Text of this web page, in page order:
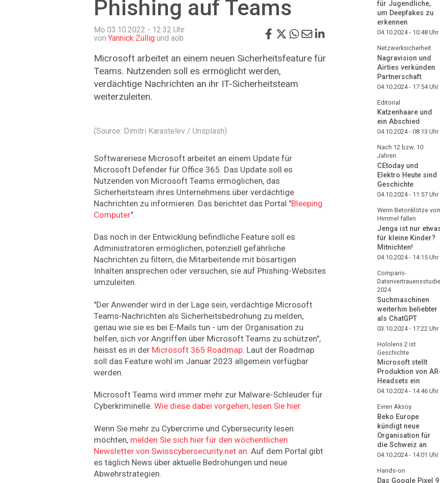
Phishing auf Teams
Mo 03.10.2022 - 12:32 Uhr
von Yannick Züllig und aob
Microsoft arbeitet an einem neuen Sicherheitsfeature für
Teams. Nutzenden soll es ermöglicht werden,
verdächtige Nachrichten an ihr IT-Sicherheitsteam
weiterzuleiten.
(Source: Dimitri Karastelev / Unsplash)
Softwareriese Microsoft arbeitet an einem Update für
Microsoft Defender für Office 365. Das Update soll es
Nutzenden von Microsoft Teams ermöglichen, das
Sicherheitsteam ihres Unternehmens über verdächtige
Nachrichten zu informieren. Das berichtet das Portal "Bleeping
Computer".
Das noch in der Entwicklung befindliche Feature soll es
Administratoren ermöglichen, potenziell gefährliche
Nachrichten zu filtern, die Mitarbeitende mit bösartigen
Inhalten ansprechen oder versuchen, sie auf Phishing-Websites
umzuleiten.
"Der Anwender wird in der Lage sein, verdächtige Microsoft
Teams-Nachrichten als Sicherheitsbedrohung zu melden,
genau wie sie es bei E-Mails tun - um der Organisation zu
helfen, sich vor Angriffen über Microsoft Teams zu schützen",
heisst es in der Microsoft 365 Roadmap. Laut der Roadmap
soll das Feature wohl im Januar 2023 allgemein verfügbar
werden.
Microsoft Teams wird immer mehr zur Malware-Schleuder für
Cyberkriminelle. Wie diese dabei vorgehen, lesen Sie hier.
Wenn Sie mehr zu Cybercrime und Cybersecurity lesen
möchten, melden Sie sich hier für den wöchentlichen
Newsletter von Swisscybersecurity.net an. Auf dem Portal gibt
es täglich News über aktuelle Bedrohungen und neue
Abwehrstrategien.
für Jugendliche,
um Deepfakes zu
erkennen
04.10.2024 - 10:48 Uhr
Netzwerksicherheit
Nagravision und
Airties verkünden
Partnerschaft
04.10.2024 - 17:54Uhr
Editorial
Katzenhaare und
ein Abschied
04.10.2024 - 08:13 Uhr
Nach 12 bzw. 10
Jahren
CEtoday und
Elektro Heute sind
Geschichte
04.10.2024 - 11:57 Uhr
Wenn Betonklötze
Himmel fallen
Jenga ist nur
für kleine Kinder?
Mitnichten!
04.10.2024 - 14:15 Uhr
Comparis-
Datenvertrauensstudie
2024
Suchmaschinen
weiterhin beliebter
als ChatGPT
03.10.2024 - 17:22 Uhr
Hololens 2 ist
Geschichte
Microsoft stellt
Produktion von
Headsets ein
04.10.2024 - 14:46 Uhr
Evren Aksoy
Beko Europe
kündigt neue
Organisation für
die Schweiz an
04.10.2024 - 14:01 Uhr
Hands-on
Das Google Pixel 9